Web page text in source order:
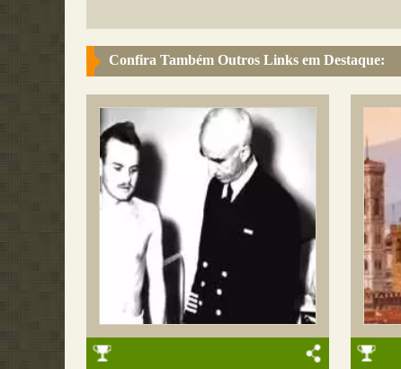
Confira Também Outros Links em Destaque: